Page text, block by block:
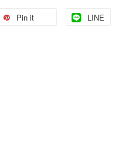
Pin it LINE